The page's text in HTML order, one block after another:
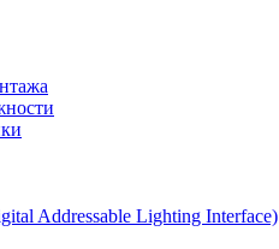
Addressable Lighting Interface)